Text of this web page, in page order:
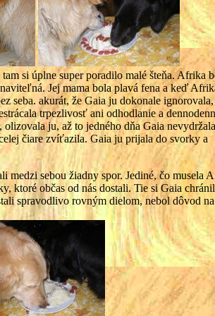
si úplne super poradilo malé šteňa. Afrika
Jej mama bola plavá fena a keď
seba. akurát, že Gaia ju dokonale
trpezlivosť ani odhodlanie a
ju, až to jedného dňa Gaia
čiare zvíťazila. Gaia ju prijala do svorky a
medzi sebou žiadny spor. Jediné, čo musela
ktoré občas od nás dostali. Tie si Gaia
spravodlivo rovným dielom, nebol dôvod na